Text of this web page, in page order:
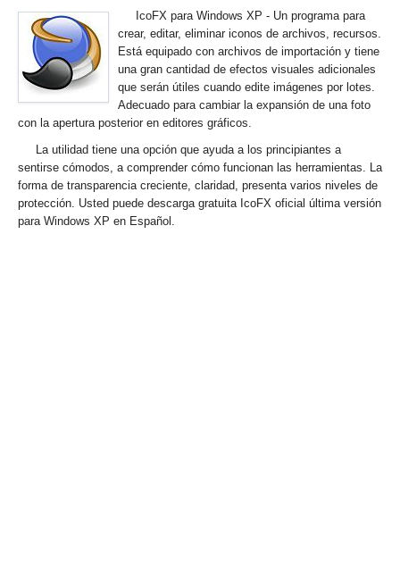
IcoFX para Windows XP - Un programa para
crear, editar, eliminar iconos de archivos, recursos.
Está equipado con archivos de importación y tiene
una gran cantidad de efectos visuales adicionales
que serán útiles cuando edite imágenes por lotes.
Adecuado para cambiar la expansión de una foto
con la apertura posterior en editores gráficos.
La utilidad tiene una opción que ayuda a los principiantes a
sentirse cómodos, a comprender cómo funcionan las herramientas. La
forma de transparencia creciente, claridad, presenta varios niveles de
protección. Usted puede descarga gratuita IcoFX oficial última versión
para Windows XP en Español.